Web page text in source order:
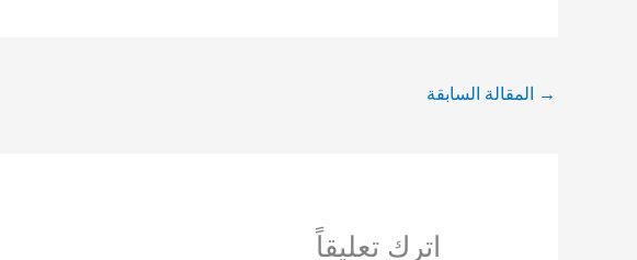
→ المقالة السابقة
اترك تعليقاً